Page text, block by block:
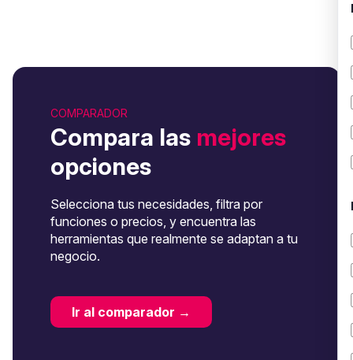
COMPARADOR
Compara las mejores
opciones
Selecciona tus necesidades, filtra por
funciones o precios, y encuentra las
herramientas que realmente se adaptan a tu
negocio.
Ir al comparador →